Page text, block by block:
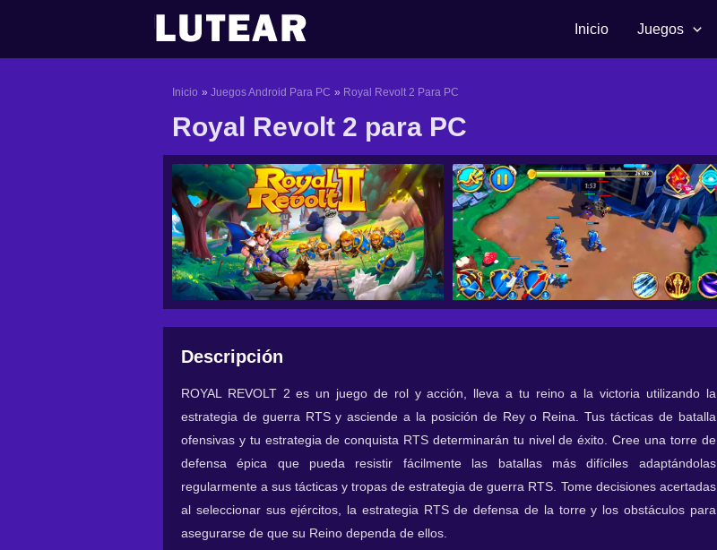
contenido
Inicio Juegos
Inicio Juegos Android Para PC Royal Revolt 2 Para PC
Royal Revolt 2 para PC
Descripción
ROYAL REVOLT 2 es un juego de rol y acción, lleva a tu reino a la victoria utilizando la
estrategia de guerra RTS y asciende a la posición de Rey o Reina. Tus tácticas de batalla
ofensivas y tu estrategia de conquista RTS determinarán tu nivel de éxito. Cree una torre de
defensa épica que pueda resistir fácilmente las batallas más difíciles adaptándolas
regularmente a sus tácticas y tropas de estrategia de guerra RTS. Tome decisiones acertadas
al seleccionar sus ejércitos, la estrategia RTS de defensa de la torre y los obstáculos para
asegurarse de que su Reino dependa de ellos.